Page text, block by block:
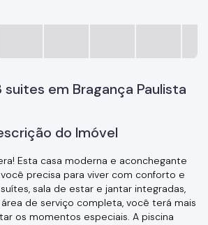
em Bragança Paulista
do Imóvel
Esta casa moderna e aconchegante
precisa para viver com conforto e
sala de estar e jantar integradas,
de serviço completa, você terá mais
os momentos especiais. A piscina